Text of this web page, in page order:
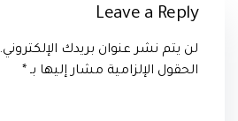
Leave a Reply
لن يتم نشر عنوان بريدك الإلكتروني.
الحقول الإلزامية مشار إليها بـ *